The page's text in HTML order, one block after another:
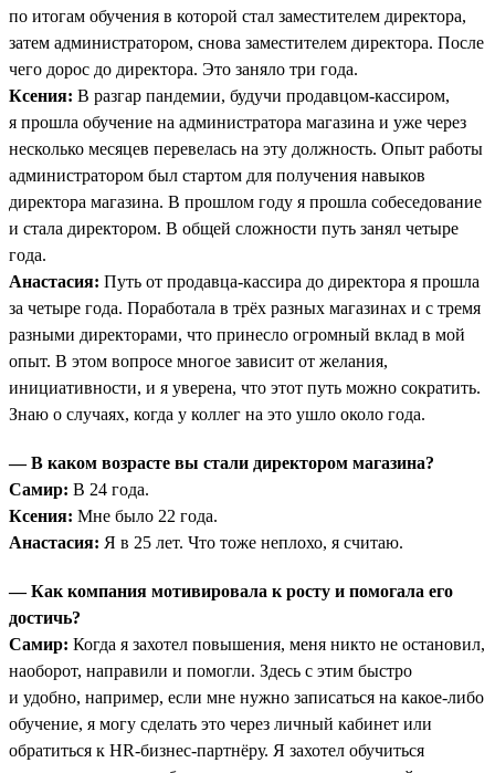
по итогам обучения в которой стал заместителем директора,
затем администратором, снова заместителем директора. После
чего дорос до директора. Это заняло три года.
Ксения: В разгар пандемии, будучи продавцом-кассиром,
я прошла обучение на администратора магазина и уже через
несколько месяцев перевелась на эту должность. Опыт работы
администратором был стартом для получения навыков
директора магазина. В прошлом году я прошла собеседование
и стала директором. В общей сложности путь занял четыре
года.
Анастасия: Путь от продавца-кассира до директора я прошла
за четыре года. Поработала в трёх разных магазинах и с тремя
разными директорами, что принесло огромный вклад в мой
опыт. В этом вопросе многое зависит от желания,
инициативности, и я уверена, что этот путь можно сократить.
Знаю о случаях, когда у коллег на это ушло около года.
— В каком возрасте вы стали директором магазина?
Самир: В 24 года.
Ксения: Мне было 22 года.
Анастасия: Я в 25 лет. Что тоже неплохо, я считаю.
— Как компания мотивировала к росту и помогала его
достичь?
Самир: Когда я захотел повышения, меня никто не остановил,
наоборот, направили и помогли. Здесь с этим быстро
и удобно, например, если мне нужно записаться на какое-либо
обучение, я могу сделать это через личный кабинет или
обратиться к HR-бизнес-партнёру. Я захотел обучиться